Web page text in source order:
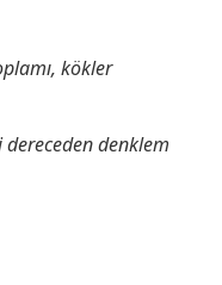
kökler
denklem